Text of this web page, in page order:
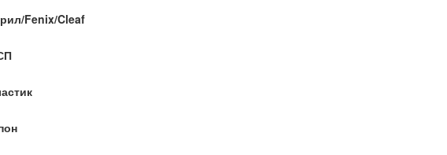
Fenix/Cleaf